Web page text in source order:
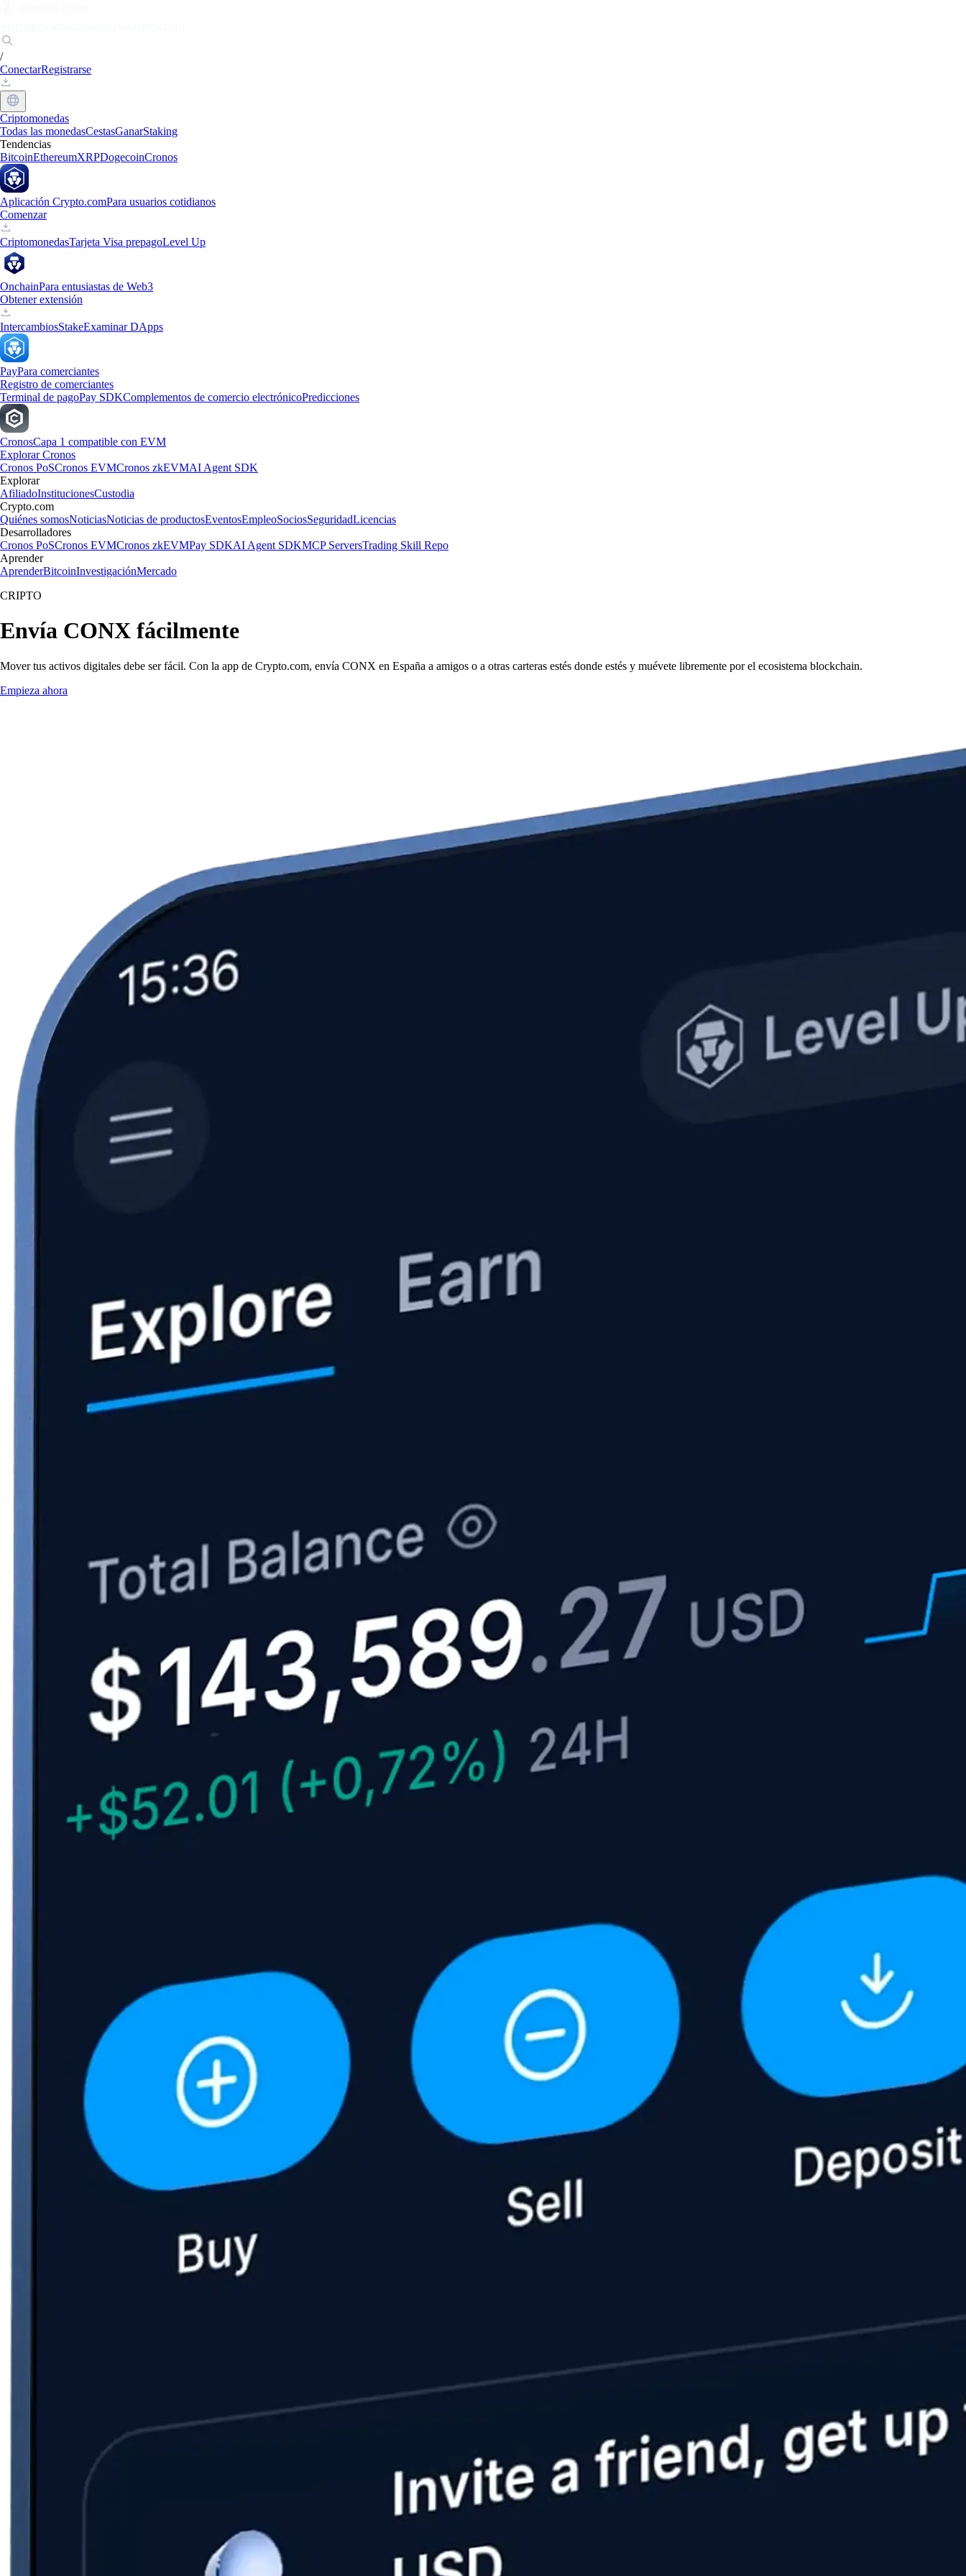
/
ConectarRegistrarse
Criptomonedas
Todas las monedasCestasGanarStaking
Tendencias
BitcoinEthereumXRPDogecoinCronos
Aplicación Crypto.comPara usuarios cotidianos
Comenzar
CriptomonedasTarjeta Visa prepagoLevel Up
OnchainPara entusiastas de Web3
Obtener extensión
IntercambiosStakeExaminar DApps
PayPara comerciantes
Registro de comerciantes
Terminal de pagoPay SDKComplementos de comercio electrónicoPredicciones
CronosCapa 1 compatible con EVM
Explorar Cronos
Cronos PoSCronos EVMCronos zkEVMAI Agent SDK
Explorar
AfiliadoInstitucionesCustodia
Crypto.com
Quiénes somosNoticiasNoticias de productosEventosEmpleoSociosSeguridadLicencias
Desarrolladores
Cronos PoSCronos EVMCronos zkEVMPay SDKAI Agent SDKMCP ServersTrading Skill Repo
Aprender
AprenderBitcoinInvestigaciónMercado
CRIPTO
Envía CONX fácilmente
Mover tus activos digitales debe ser fácil. Con la app de Crypto.com, envía CONX en España a amigos o a otras carteras estés donde estés y muévete libremente por el ecosistema blockchain.
Empieza ahora